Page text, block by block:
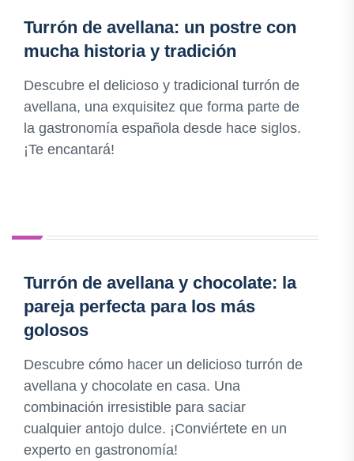
Turrón de avellana: un postre con
mucha historia y tradición
Descubre el delicioso y tradicional turrón de
avellana, una exquisitez que forma parte de
la gastronomía española desde hace siglos.
¡Te encantará!
Turrón de avellana y chocolate: la
pareja perfecta para los más
golosos
Descubre cómo hacer un delicioso turrón de
avellana y chocolate en casa. Una
combinación irresistible para saciar
cualquier antojo dulce. ¡Conviértete en un
experto en gastronomía!